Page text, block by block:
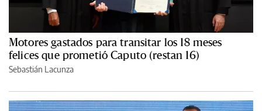
Motores gastados para transitar los 18 meses
felices que prometió Caputo (restan 16)
Sebastián Lacunza